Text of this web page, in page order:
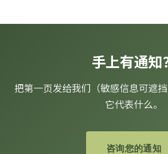
手上有通知
把第一页发给我们（敏感信息可遮
它代表什么。
咨询您的通知